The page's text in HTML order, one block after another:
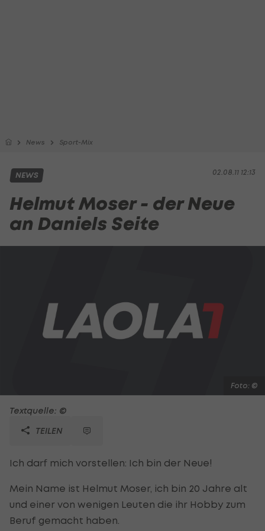
News Sport-Mix
02.08.11 12:13
NEWS
Helmut Moser - der Neue
an Daniels Seite
Foto: ©
Textquelle: ©
TEILEN
Ich darf mich vorstellen: Ich bin der Neue!
Mein Name ist Helmut Moser, ich bin 20 Jahre alt
und einer von wenigen Leuten die ihr Hobby zum
Beruf gemacht haben.